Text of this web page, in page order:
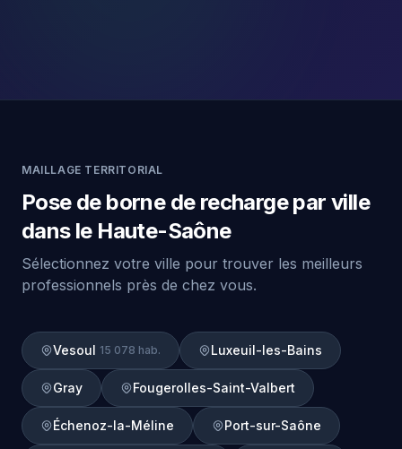
MAILLAGE TERRITORIAL
Pose de borne de recharge par ville
dans le Haute-Saône
Sélectionnez votre ville pour trouver les meilleurs
professionnels près de chez vous.
Vesoul 15 078 hab. Luxeuil-les-Bains
Gray Fougerolles-Saint-Valbert
Échenoz-la-Méline Port-sur-Saône